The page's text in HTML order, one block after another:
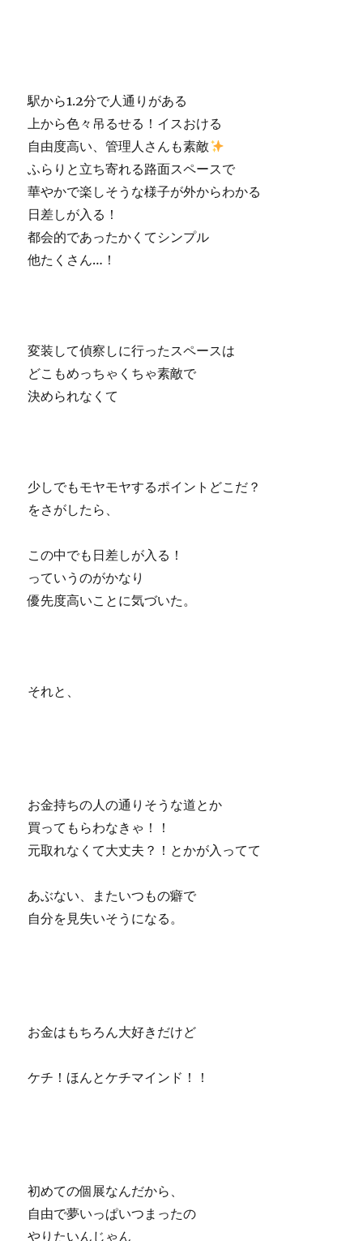
駅から1.2分で人通りがある
上から色々吊るせる！イスおける
自由度高い、管理人さんも素敵
ふらりと立ち寄れる路面スペースで
華やかで楽しそうな様子が外からわかる
日差しが入る！
都会的であったかくてシンプル
他たくさん…！
変装して偵察しに行ったスペースは
どこもめっちゃくちゃ素敵で
決められなくて
少しでもモヤモヤするポイントどこだ？
をさがしたら、
この中でも日差しが入る！
っていうのがかなり
優先度高いことに気づいた。
それと、
お金持ちの人の通りそうな道とか
買ってもらわなきゃ！！
元取れなくて大丈夫？！とかが入ってて
あぶない、またいつもの癖で
自分を見失いそうになる。
お金はもちろん大好きだけど
ケチ！ほんとケチマインド！！
初めての個展なんだから、
自由で夢いっぱいつまったの
やりたいんじゃん